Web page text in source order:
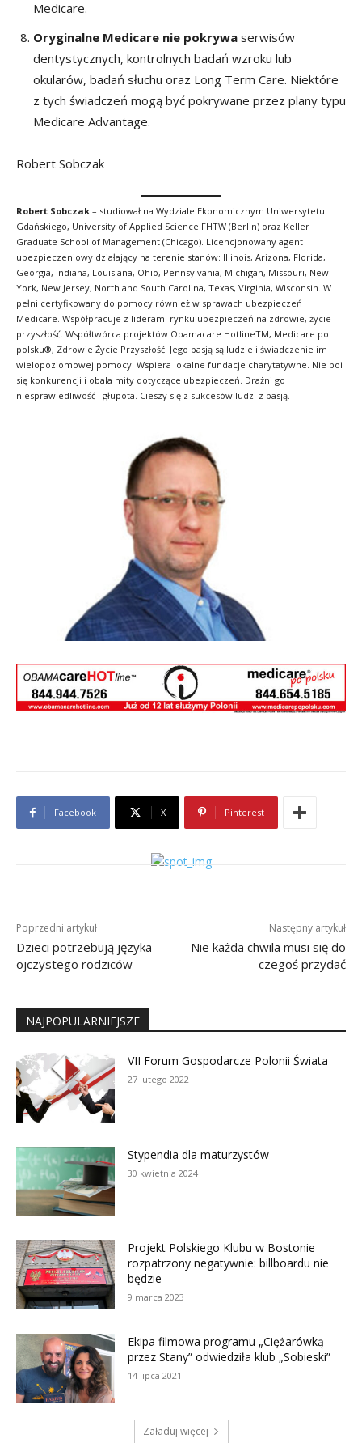
Medicare.
Oryginalne Medicare nie pokrywa serwisów
dentystycznych, kontrolnych badań wzroku lub
okularów, badań słuchu oraz Long Term Care. Niektóre
z tych świadczeń mogą być pokrywane przez plany typu
Medicare Advantage.
Robert Sobczak
Robert Sobczak – studiował na Wydziale Ekonomicznym Uniwersytetu
Gdańskiego, University of Applied Science FHTW (Berlin) oraz Keller
Graduate School of Management (Chicago). Licencjonowany agent
ubezpieczeniowy działający na terenie stanów: Illinois, Arizona, Florida,
Georgia, Indiana, Louisiana, Ohio, Pennsylvania, Michigan, Missouri, New
York, New Jersey, North and South Carolina, Texas, Virginia, Wisconsin. W
pełni certyfikowany do pomocy również w sprawach ubezpieczeń
Medicare. Współpracuje z liderami rynku ubezpieczeń na zdrowie, życie i
przyszłość. Współtwórca projektów Obamacare HotlineTM, Medicare po
polsku®, Zdrowie Życie Przyszłość. Jego pasją są ludzie i świadczenie im
wielopoziomowej pomocy. Wspiera lokalne fundacje charytatywne. Nie boi
się konkurencji i obala mity dotyczące ubezpieczeń. Drażni go
niesprawiedliwość i głupota. Cieszy się z sukcesów ludzi z pasją.
Facebook X Pinterest
Poprzedni artykuł
Dzieci potrzebują języka
ojczystego rodziców
Następny artykuł
Nie każda chwila musi się do
czegoś przydać
NAJPOPULARNIEJSZE
VII Forum Gospodarcze Polonii Świata
27 lutego 2022
Stypendia dla maturzystów
30 kwietnia 2024
Projekt Polskiego Klubu w Bostonie
rozpatrzony negatywnie: billboardu nie
będzie
9 marca 2023
Ekipa filmowa programu „Ciężarówką
przez Stany” odwiedziła klub „Sobieski”
14 lipca 2021
Załaduj więcej